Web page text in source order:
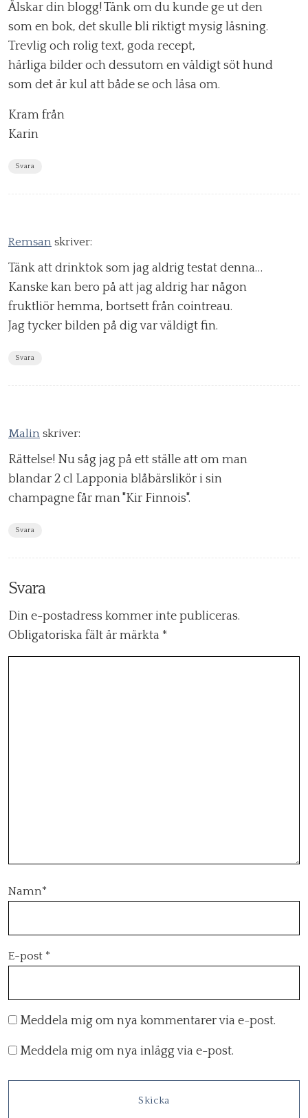
Älskar din blogg! Tänk om du kunde ge ut den
som en bok, det skulle bli riktigt mysig läsning.
Trevlig och rolig text, goda recept,
härliga bilder och dessutom en väldigt söt hund
som det är kul att både se och läsa om.
Kram från
Karin
Svara
Remsan skriver:
Tänk att drinktok som jag aldrig testat denna…
Kanske kan bero på att jag aldrig har någon
fruktliör hemma, bortsett från cointreau.
Jag tycker bilden på dig var väldigt fin.
Svara
Malin skriver:
Rättelse! Nu såg jag på ett ställe att om man
blandar 2 cl Lapponia blåbärslikör i sin
champagne får man "Kir Finnois".
Svara
Svara
Din e-postadress kommer inte publiceras.
Obligatoriska fält är märkta *
Namn*
E-post *
Meddela mig om nya kommentarer via e-post.
Meddela mig om nya inlägg via e-post.